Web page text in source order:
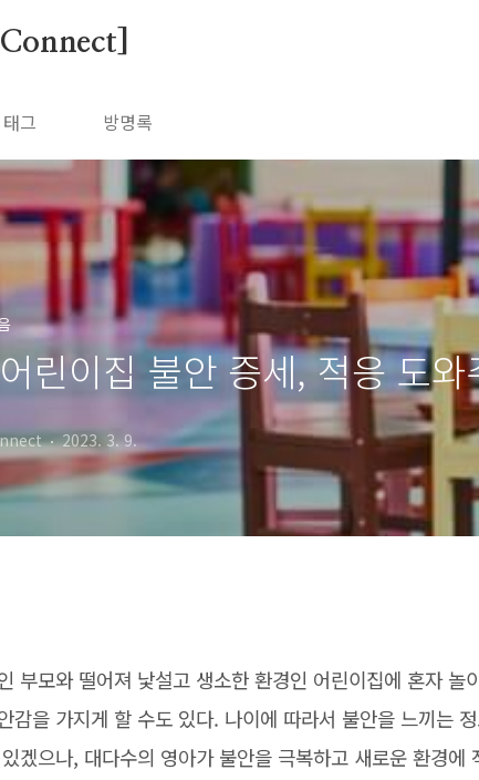
태그 방명록
린이집 불안 증세, 적응 도
2023. 3. 9.
부모와 떨어져 낯설고 생소한 환경인 어린이집에 혼자 놀
감을 가지게 할 수도 있다. 나이에 따라서 불안을 느끼는
겠으나, 대다수의 영아가 불안을 극복하고 새로운 환경에